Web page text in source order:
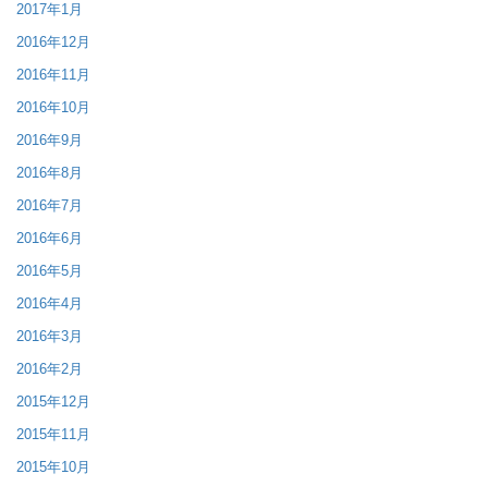
2017年1月
2016年12月
2016年11月
2016年10月
2016年9月
2016年8月
2016年7月
2016年6月
2016年5月
2016年4月
2016年3月
2016年2月
2015年12月
2015年11月
2015年10月